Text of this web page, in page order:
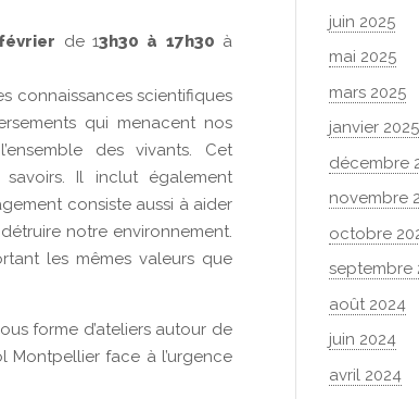
de 13h30 à 17h30 à
connaissances scientifiques
qui menacent nos
des vivants. Cet
Il inclut également
consiste aussi à aider
notre environnement.
les mêmes valeurs que
forme d’ateliers autour de
Montpellier face à l’urgence
juin 2025
mai 2025
mars 2025
janvier 2025
décembre
novembre
octobre
septembre
août 2024
juin 2024
avril 2024